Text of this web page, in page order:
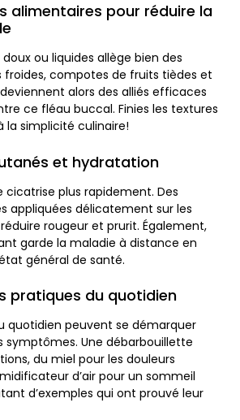
alimentaires pour réduire la
ou liquides allège bien des
froides, compotes de fruits tièdes et
alors des alliés efficaces
ce fléau buccal. Finies les textures
la simplicité culinaire!
et hydratation
cicatrise plus rapidement. Des
appliquées délicatement sur les
rougeur et prurit. Également,
garde la maladie à distance en
général de santé.
pratiques du quotidien
quotidien peuvent se démarquer
symptômes. Une débarbouillette
du miel pour les douleurs
d’air pour un sommeil
d’exemples qui ont prouvé leur